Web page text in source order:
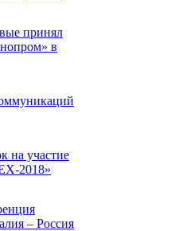
принял
в
на участие
2018»
– Россия